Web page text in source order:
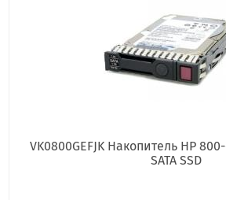
VK0800GEFJK Накопитель HP 800-
SATA SSD